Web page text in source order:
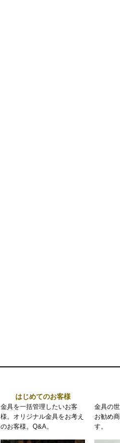
はじめてのお客様
金具を一括管理したいお客
様。オリジナル金具をお考え
のお客様。Q&A。
金具の
お勧め
す。